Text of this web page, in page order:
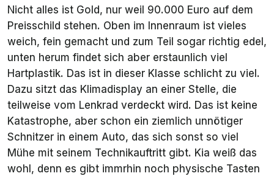
Nicht alles ist Gold, nur weil 90.000 Euro auf dem
Preisschild stehen. Oben im Innenraum ist vieles
weich, fein gemacht und zum Teil sogar richtig edel,
unten herum findet sich aber erstaunlich viel
Hartplastik. Das ist in dieser Klasse schlicht zu viel.
Dazu sitzt das Klimadisplay an einer Stelle, die
teilweise vom Lenkrad verdeckt wird. Das ist keine
Katastrophe, aber schon ein ziemlich unnötiger
Schnitzer in einem Auto, das sich sonst so viel
Mühe mit seinem Technikauftritt gibt. Kia weiß das
wohl, denn es gibt immrhin noch physische Tasten